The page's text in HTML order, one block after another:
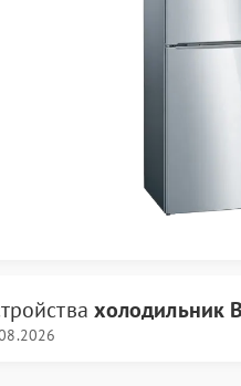
холодильник